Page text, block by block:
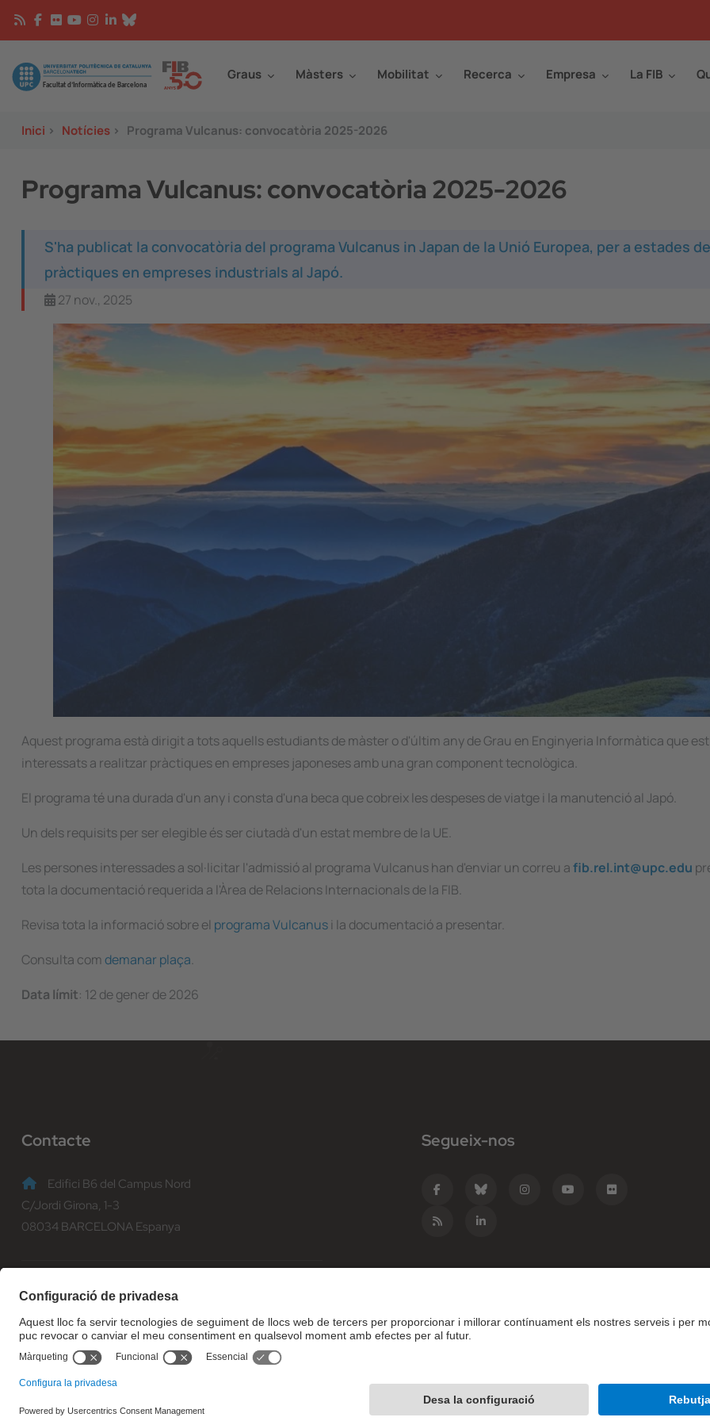
Vés al contingut
Image Graus Màsters Mobilitat Recerca Empresa La FIB
Inici > Notícies > Programa Vulcanus: convocatòria 2025-2026
Programa Vulcanus: convocatòria 2025-2026
S'ha publicat la convocatòria del programa Vulcanus in Japan de la Unió Europea, per a estades de
pràctiques en empreses industrials al Japó.
27 nov., 2025
Aquest programa està dirigit a tots aquells estudiants de màster o d'últim any de Grau en Enginyeria Informàtica que
interessats a realitzar pràctiques en empreses japoneses amb una gran component tecnològica.
El programa té una durada d'un any i consta d'una beca que cobreix les despeses de viatge i la manutenció al Japó.
Un dels requisits per ser elegible és ser ciutadà d'un estat membre de la UE.
Les persones interessades a sol·licitar l'admissió al programa Vulcanus han d'enviar un correu afib.rel.int@upc.edu
tota la documentació requerida a l'Àrea de Relacions Internacionals de la FIB.
Revisa tota la informació sobre el programa Vulcanusi la documentació a presentar.
Consulta comdemanar plaça.
Data límit: 12 de gener de 2026
Contacte
Edifici B6 del Campus Nord
C/Jordi Girona, 1-3
08034 BARCELONA Espanya
informacio@fib.upc.edu
Segueix-nos
© Facultat d'Informàtica de Barcelona - Universitat Politècnica de Catalunya - BarcelonaTech